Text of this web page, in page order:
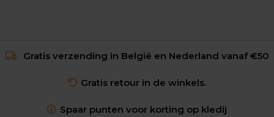
Gratis verzending in België en Nederland vanaf €50
Gratis retour in de winkels.
Spaar punten voor korting op kledij